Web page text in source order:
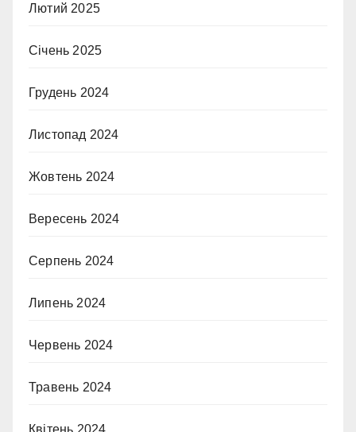
Лютий 2025
Січень 2025
Грудень 2024
Листопад 2024
Жовтень 2024
Вересень 2024
Серпень 2024
Липень 2024
Червень 2024
Травень 2024
Квітень 2024